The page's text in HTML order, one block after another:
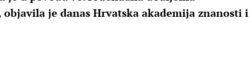
je danas Hrvatska akademija znanosti i